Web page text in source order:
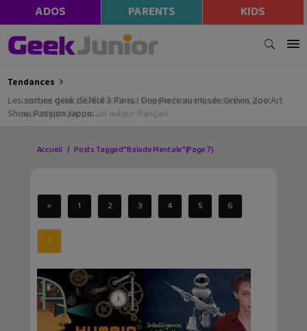
ADOS PARENTS KIDS
Tendances
Les sorties geek de l’été à Paris : One Piece au musée Grévin, Zoo Art
Show, Passion Japon…
Accueil Posts Tagged "Balade Mentale"(Page 7)
« 1 2 3 4 5 6
7